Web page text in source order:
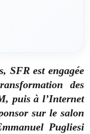
SFR est engagée
des
puis à l’Internet
sur le salon
Pugliesi